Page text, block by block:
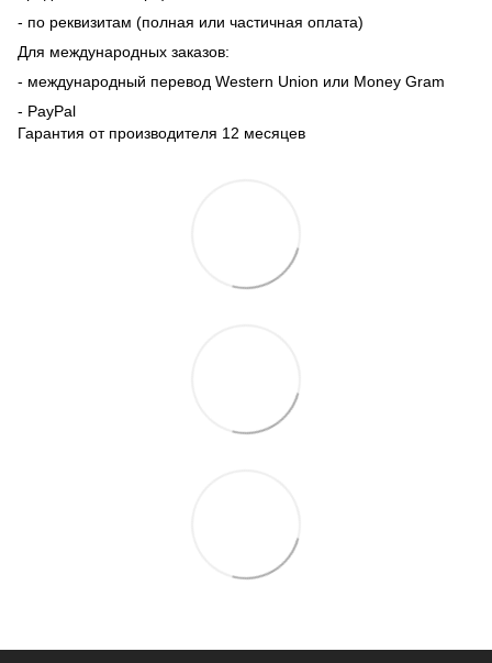
- по реквизитам (полная или частичная оплата)
Для международных заказов:
- международный перевод Western Union или Money Gram
- PayPal
Гарантия от производителя 12 месяцев